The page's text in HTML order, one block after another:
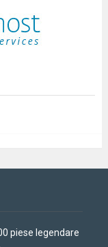
piese legendare